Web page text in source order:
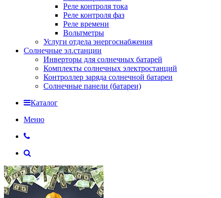
Реле контроля тока
Реле контроля фаз
Реле времени
Вольтметры
Услуги отдела энергоснабжения
Солнечные эл.станции
Инверторы для солнечных батарей
Комплекты солнечных электростанций
Контроллер заряда солнечной батареи
Солнечные панели (батареи)
Каталог
Меню